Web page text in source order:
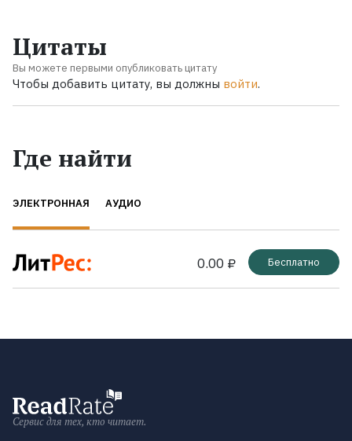
Цитаты
Вы можете первыми опубликовать цитату
Чтобы добавить цитату, вы должны войти.
Где найти
ЭЛЕКТРОННАЯ АУДИО
0.00 ₽ Бесплатно
Сервис для тех, кто читает.